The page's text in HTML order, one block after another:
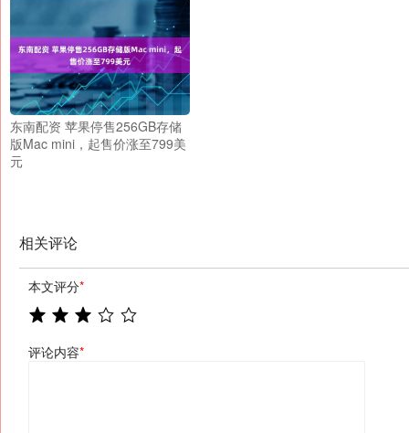
东南配资 苹果停售256GB存储
版Mac mini，起售价涨至799美
元
相关评论
本文评分*
评论内容*